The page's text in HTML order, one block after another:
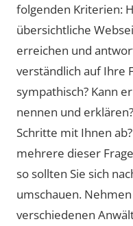
folgenden Kriterien:
übersichtliche
erreichen und
verständlich auf Ihre
sympathisch? Kann
nennen und
Schritte mit Ihnen
mehrere dieser
so sollten Sie sich
umschauen.
verschiedenen